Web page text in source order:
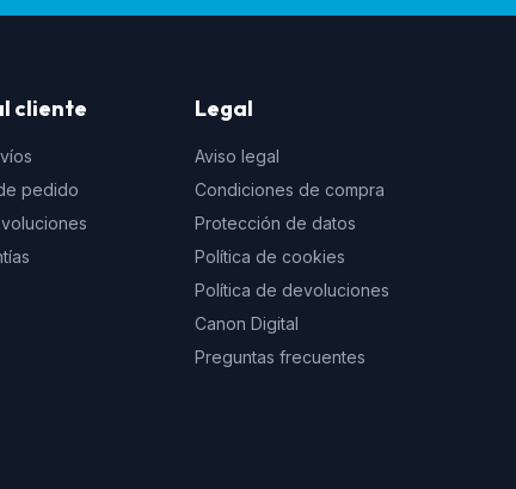
cliente
pedido
Legal
Aviso legal
Condiciones de compra
Protección de datos
Política de cookies
Política de devoluciones
Canon Digital
Preguntas frecuentes